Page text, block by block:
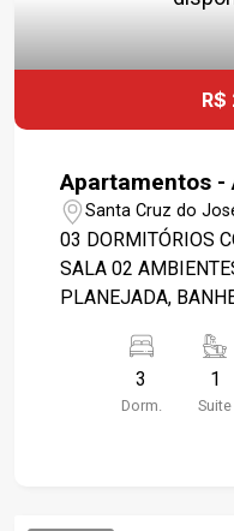
Apartamentos -
Santa Cruz do
03 DORMITÓRIOS
SALA 02
PLANEJADA,
ÁREA DE LAZER,
PORTUGAL - COC.
PARQUE RAYA, ETC.
3
Dorm.
1
Suite